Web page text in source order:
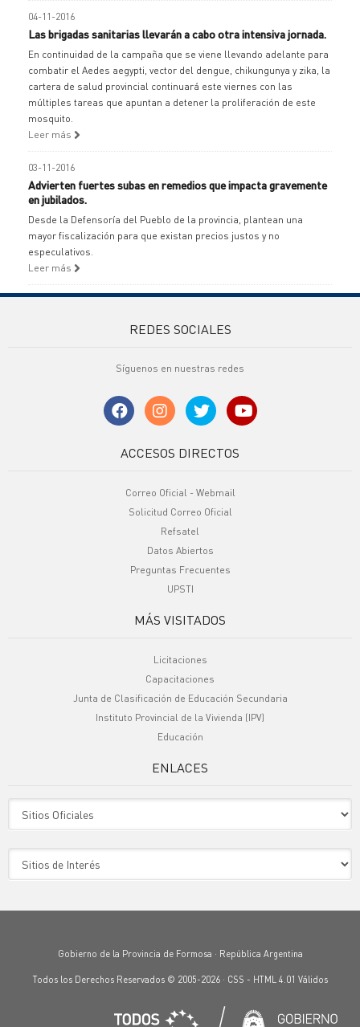
04-11-2016
Las brigadas sanitarias llevarán a cabo otra intensiva jornada.
En continuidad de la campaña que se viene llevando adelante para
combatir el Aedes aegypti, vector del dengue, chikungunya y zika, la
cartera de salud provincial continuará este viernes con las
múltiples tareas que apuntan a detener la proliferación de este
mosquito.
Leer más
03-11-2016
Advierten fuertes subas en remedios que impacta gravemente
en jubilados.
Desde la Defensoría del Pueblo de la provincia, plantean una
mayor fiscalización para que existan precios justos y no
especulativos.
Leer más
REDES SOCIALES
Síguenos en nuestras redes
ACCESOS DIRECTOS
Correo Oficial - Webmail
Solicitud Correo Oficial
Refsatel
Datos Abiertos
Preguntas Frecuentes
UPSTI
MÁS VISITADOS
Licitaciones
Capacitaciones
Junta de Clasificación de Educación Secundaria
Instituto Provincial de la Vivienda (IPV)
Educación
ENLACES
Gobierno de la Provincia de Formosa · República Argentina
Todos los Derechos Reservados © 2005-2026 · CSS - HTML 4.01 Válidos